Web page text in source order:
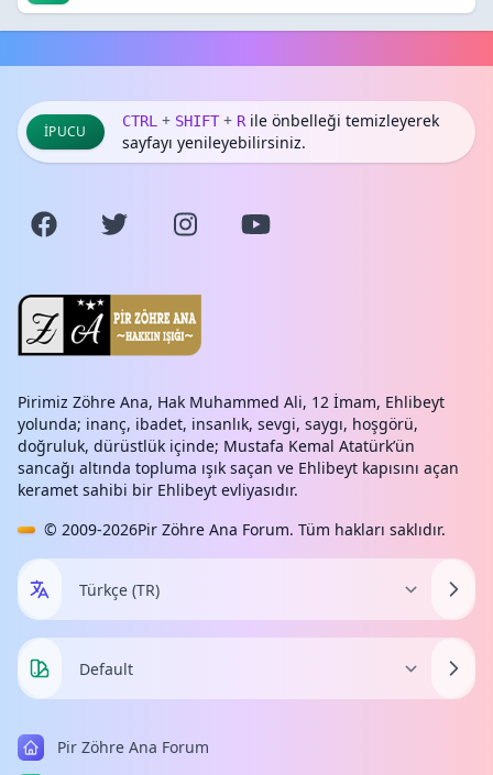
İPUCU
CTRL + SHIFT + Rile önbelleği temizleyerek
sayfayı yenileyebilirsiniz.
Pirimiz Zöhre Ana, Hak Muhammed Ali, 12 İmam, Ehlibeyt
yolunda; inanç, ibadet, insanlık, sevgi, saygı, hoşgörü,
doğruluk, dürüstlük içinde; Mustafa Kemal Atatürk’ün
sancağı altında topluma ışık saçan ve Ehlibeyt kapısını açan
keramet sahibi bir Ehlibeyt evliyasıdır.
© 2009-2026Pir Zöhre Ana Forum. Tüm hakları saklıdır.
Pir Zöhre Ana Forum